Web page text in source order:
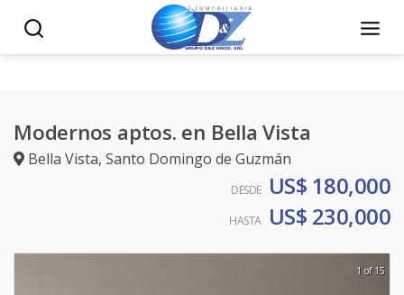
Modernos aptos. en Bella Vista
Bella Vista, Santo Domingo de Guzmán
DESDE US$ 180,000
HASTA US$ 230,000
1 of 15